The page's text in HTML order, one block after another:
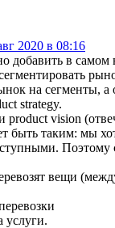
2020 в 08:16
добавить в самом
на сегменты, а
strategy.
product vision
быть таким: мы
Поэтому
вещи
услуги.